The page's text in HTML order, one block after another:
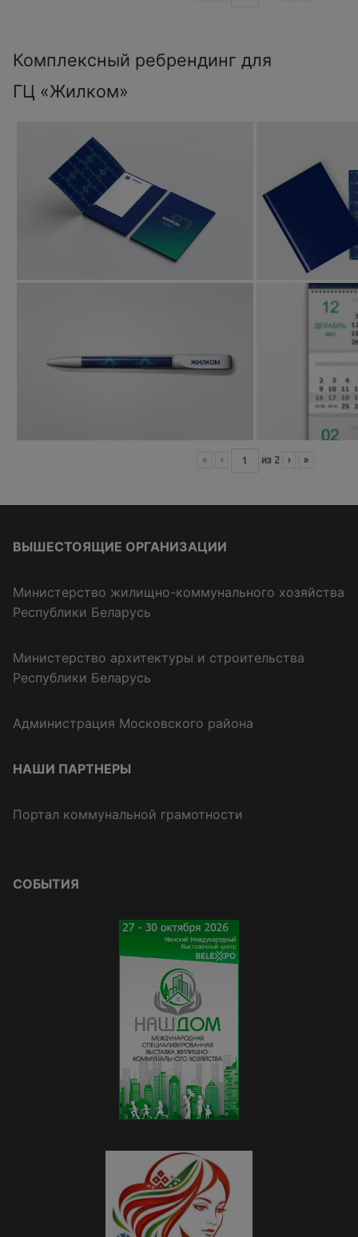
Комплексный ребрендинг для
ГЦ «Жилком»
« ‹ из 2 › »
ВЫШЕСТОЯЩИЕ ОРГАНИЗАЦИИ
Министерство жилищно-коммунального хозяйства
Республики Беларусь
Министерство архитектуры и строительства
Республики Беларусь
Администрация Московского района
НАШИ ПАРТНЕРЫ
Портал коммунальной грамотности
СОБЫТИЯ